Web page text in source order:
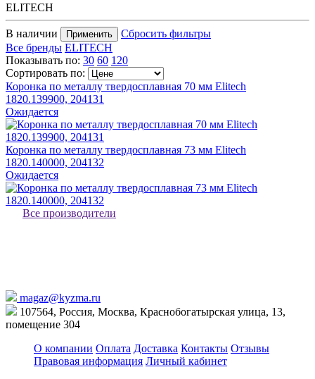
ELITECH
В наличии Применить
Сбросить фильтры
Все бренды ELITECH
Показывать по: 30 60 120
Сортировать по:
Коронка по металлу твердосплавная 70 мм Elitech
1820.139900, 204131
Ожидается
Коронка по металлу твердосплавная 73 мм Elitech
1820.140000, 204132
Ожидается
Все производители
magaz@kyzma.ru
107564, Россия, Москва, Краснобогатырская улица, 13,
помещение 304
О компании Оплата Доставка Контакты Отзывы
Правовая информация Личный кабинет